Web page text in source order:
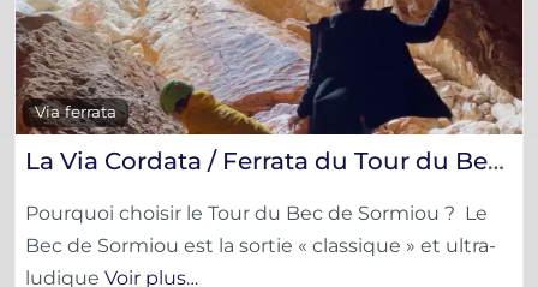
Via ferrata
La Via Cordata / Ferrata du Tour du Bec de Sormiou
Pourquoi choisir le Tour du Bec de Sormiou ? ​ Le
Bec de Sormiou est la sortie « classique » et ultra-
ludique Voir plus…